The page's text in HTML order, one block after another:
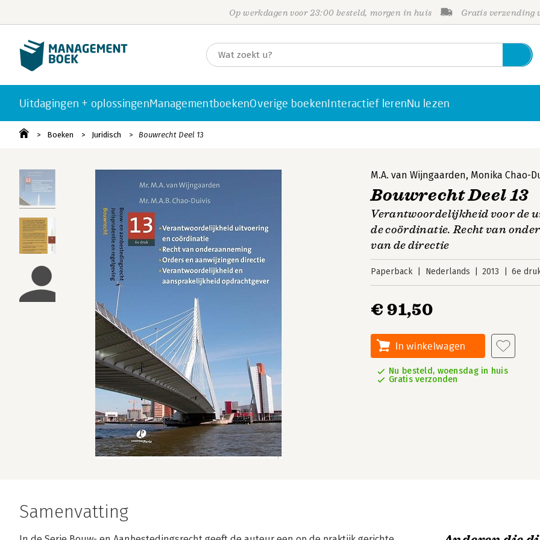
Op werkdagen voor 23:00 besteld, morgen in huis Gratis verzending
Uitdagingen + oplossingenManagementboekenOverige boekenInteractief lerenNu lezen
Boeken Juridisch Bouwrecht Deel 13
M.A. van Wijngaarden, Monika Chao-
Bouwrecht Deel 13
Verantwoordelijkheid voor de
de coördinatie. Recht van
van de directie
Paperback Nederlands 2013 6e
€ 91,50
In winkelwagen
Nu besteld, woensdag in huis
Gratis verzonden
Samenvatting